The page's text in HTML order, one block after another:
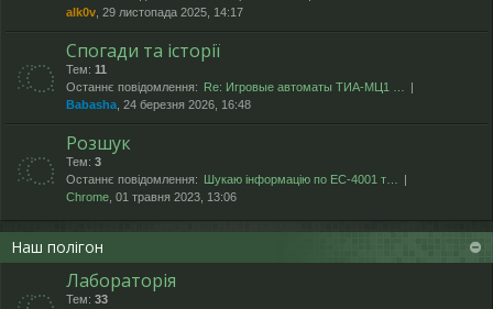
alk0v , 29 листопада 2025, 14:17
Спогади та історії
Тем: 11
Останнє повідомлення:
Re: Игровые автоматы ТИА-МЦ1 …
Babasha , 24 березня 2026, 16:48
Розшук
Тем: 3
Останнє повідомлення:
Шукаю інформацію по ЕС-4001 т…
Chrome , 01 травня 2023, 13:06
Наш полігон
Лабораторія
Тем: 33